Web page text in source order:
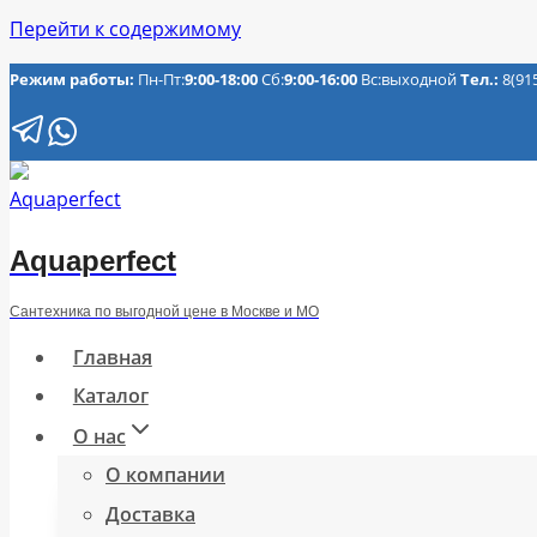
Перейти к содержимому
Режим работы: Пн-Пт:9:00-18:00Сб:9:00-16:00 Вс:выходнойТел.:
Aquaperfect
Сантехника по выгодной цене в Москве и МО
Главная
Каталог
О нас
О компании
Доставка